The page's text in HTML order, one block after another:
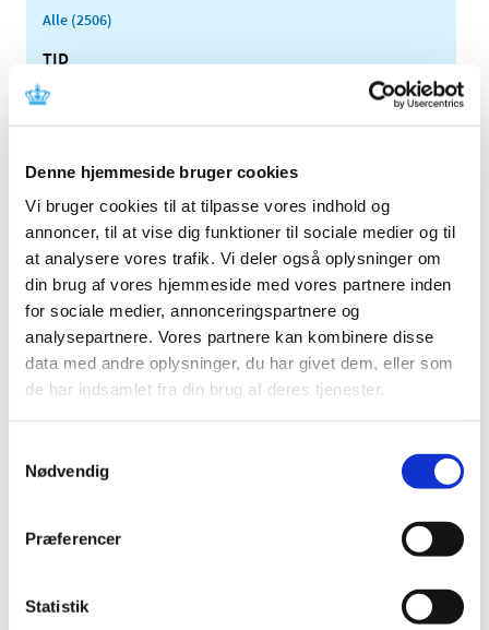
Denne hjemmeside bruger cookies
Vi bruger cookies til at tilpasse vores indhold og
annoncer, til at vise dig funktioner til sociale medier og til
at analysere vores trafik. Vi deler også oplysninger om
din brug af vores hjemmeside med vores partnere inden
for sociale medier, annonceringspartnere og
analysepartnere. Vores partnere kan kombinere disse
data med andre oplysninger, du har givet dem, eller som
de har indsamlet fra din brug af deres tjenester.
Nødvendig
Præferencer
Statistik
Alle (2506)
TID
2026 (84)
2023 (195)
2022 (197)
2021 (516)
2020 (263)
2019 (159)
2018 (150)
2017 (167)
2016 (167)
2015 (33)
december (3)
oktober (1)
august (4)